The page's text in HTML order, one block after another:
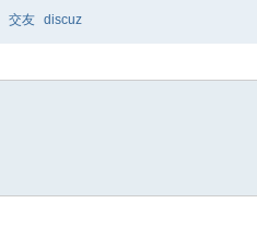
交友 discuz